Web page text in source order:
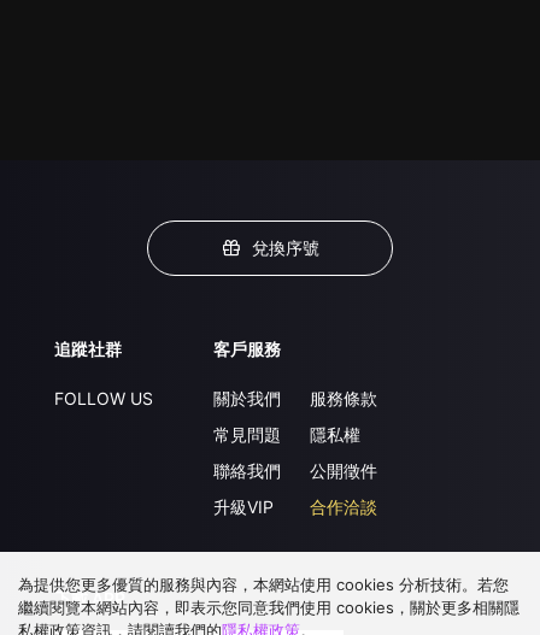
兌換序號
追蹤社群
FOLLOW US
客戶服務
關於我們
常見問題
聯絡我們
升級VIP
服務條款
隱私權
公開徵件
合作洽談
下載 APP
為提供您更多優質的服務與內容，本網站使用 cookies 分析技術。若您
繼續閱覽本網站內容，即表示您同意我們使用 cookies，關於更多相關隱
私權政策資訊，請閱讀我們的隱私權政策。